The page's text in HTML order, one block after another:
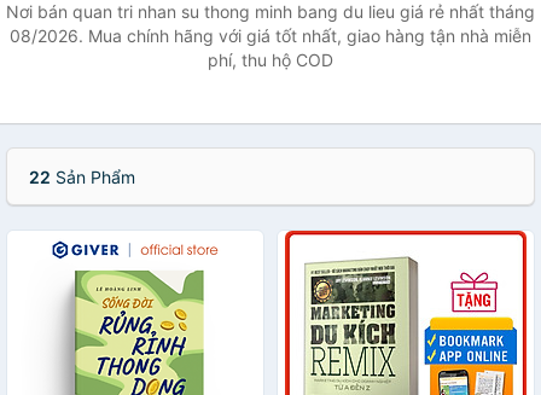
Nơi bán quan tri nhan su thong minh bang du lieu giá rẻ nhất tháng
08/2026. Mua chính hãng với giá tốt nhất, giao hàng tận nhà miễn
phí, thu hộ COD
22 Sản Phẩm